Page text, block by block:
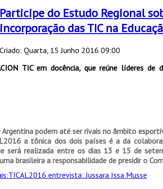
Participe do Estudo Regional
incorporação das TIC na
Criado: Quarta, 15 Junho 2016 09:00
TIC em docência, que reúne líderes de
Argentina podem até ser rivais no âmbito
a tônica dos dois países é a da
será realizada entre os dias 13 e 15 de
brasileira a responsabilidade de presidir o
entrevista: Jussara Issa Musse